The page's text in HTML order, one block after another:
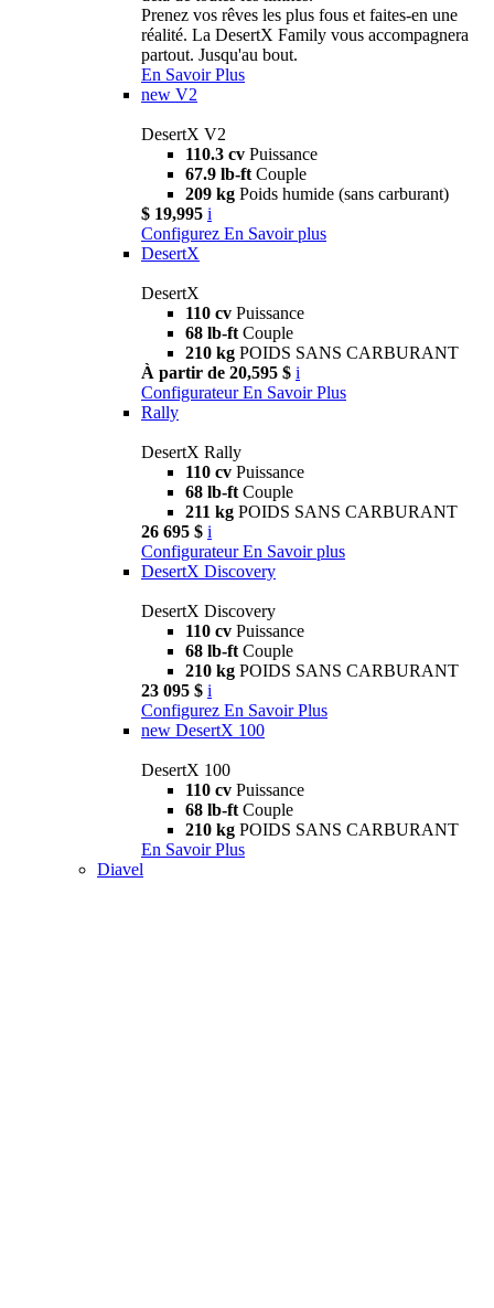
Prenez vos rêves les plus fous et faites-en une
réalité. La DesertX Family vous accompagnera
partout. Jusqu'au bout.
En Savoir Plus
new V2
DesertX V2
110.3 cv Puissance
67.9 lb-ft Couple
209 kg Poids humide (sans carburant)
$ 19,995 i
Configurez En Savoir plus
DesertX
DesertX
110 cv Puissance
68 lb-ft Couple
210 kg POIDS SANS CARBURANT
À partir de 20,595 $ i
Configurateur En Savoir Plus
Rally
DesertX Rally
110 cv Puissance
68 lb-ft Couple
211 kg POIDS SANS CARBURANT
26 695 $ i
Configurateur En Savoir plus
DesertX Discovery
DesertX Discovery
110 cv Puissance
68 lb-ft Couple
210 kg POIDS SANS CARBURANT
23 095 $ i
Configurez En Savoir Plus
new DesertX 100
DesertX 100
110 cv Puissance
68 lb-ft Couple
210 kg POIDS SANS CARBURANT
En Savoir Plus
Diavel